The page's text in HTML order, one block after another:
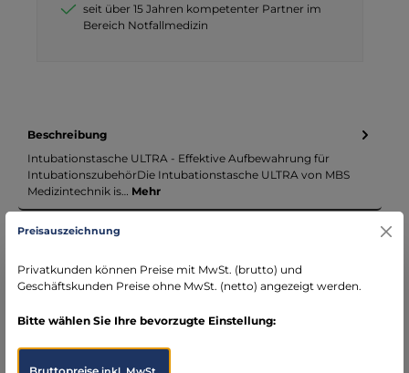
seit über 15 Jahren kompetenter Partner im
Bereich Notfallmedizin
Beschreibung
Intubationstasche ULTRA - Effektive Aufbewahrung für
IntubationszubehörDie Intubationstasche ULTRA von MBS
Medizintechnik is… Mehr
Infos zum Hersteller
Preisauszeichnung
Privatkunden können Preise mit MwSt. (brutto) und
Geschäftskunden Preise ohne MwSt. (netto) angezeigt werden.
Bitte wählen Sie Ihre bevorzugte Einstellung: